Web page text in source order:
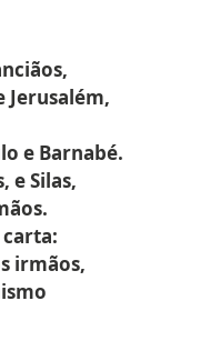
Jerusalém,
e Barnabé.
e Silas,
irmãos,